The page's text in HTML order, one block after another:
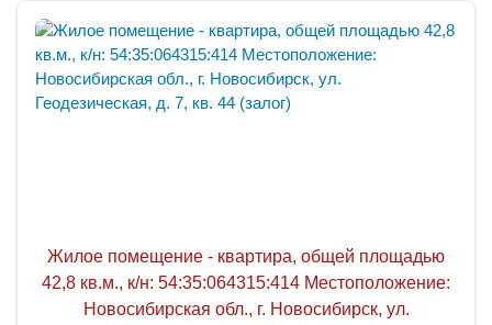
Жилое помещение - квартира, общей площадью
42,8 кв.м., к/н: 54:35:064315:414 Местоположение:
Новосибирская обл., г. Новосибирск, ул.